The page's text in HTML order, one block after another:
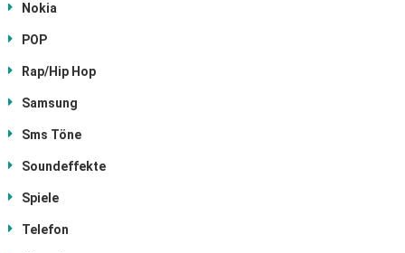
Nokia
POP
Rap/Hip Hop
Samsung
Sms Töne
Soundeffekte
Spiele
Telefon